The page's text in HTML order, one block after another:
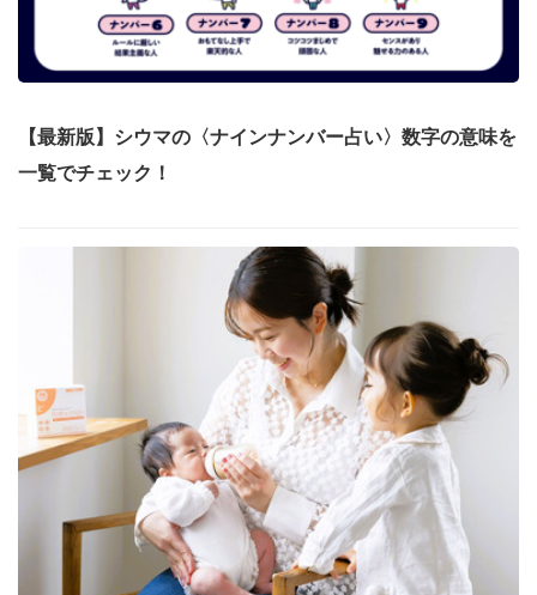
【最新版】シウマの〈ナインナンバー占い〉数字の意味を
一覧でチェック！